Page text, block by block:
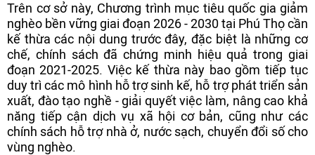
Trên cơ sở này, Chương trình mục tiêu quốc gia giảm
nghèo bền vững giai đoạn 2026 - 2030 tại Phú Thọ cần
kế thừa các nội dung trước đây, đặc biệt là những cơ
chế, chính sách đã chứng minh hiệu quả trong giai
đoạn 2021-2025. Việc kế thừa này bao gồm tiếp tục
duy trì các mô hình hỗ trợ sinh kế, hỗ trợ phát triển sản
xuất, đào tạo nghề - giải quyết việc làm, nâng cao khả
năng tiếp cận dịch vụ xã hội cơ bản, cũng như các
chính sách hỗ trợ nhà ở, nước sạch, chuyển đổi số cho
vùng nghèo.